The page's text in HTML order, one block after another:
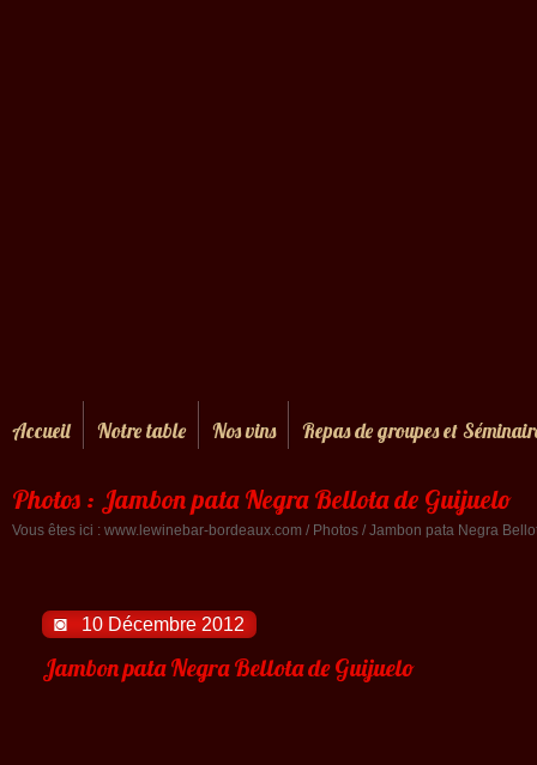
Accueil Notre table Nos vins Repas de groupes et
Photos : Jambon pata Negra Bellota de Guijuelo
Vous êtes ici : www.lewinebar-bordeaux.com / Photos / Jambon pata Negra
◙ 10 Décembre 2012
Jambon pata Negra Bellota de Guijuelo